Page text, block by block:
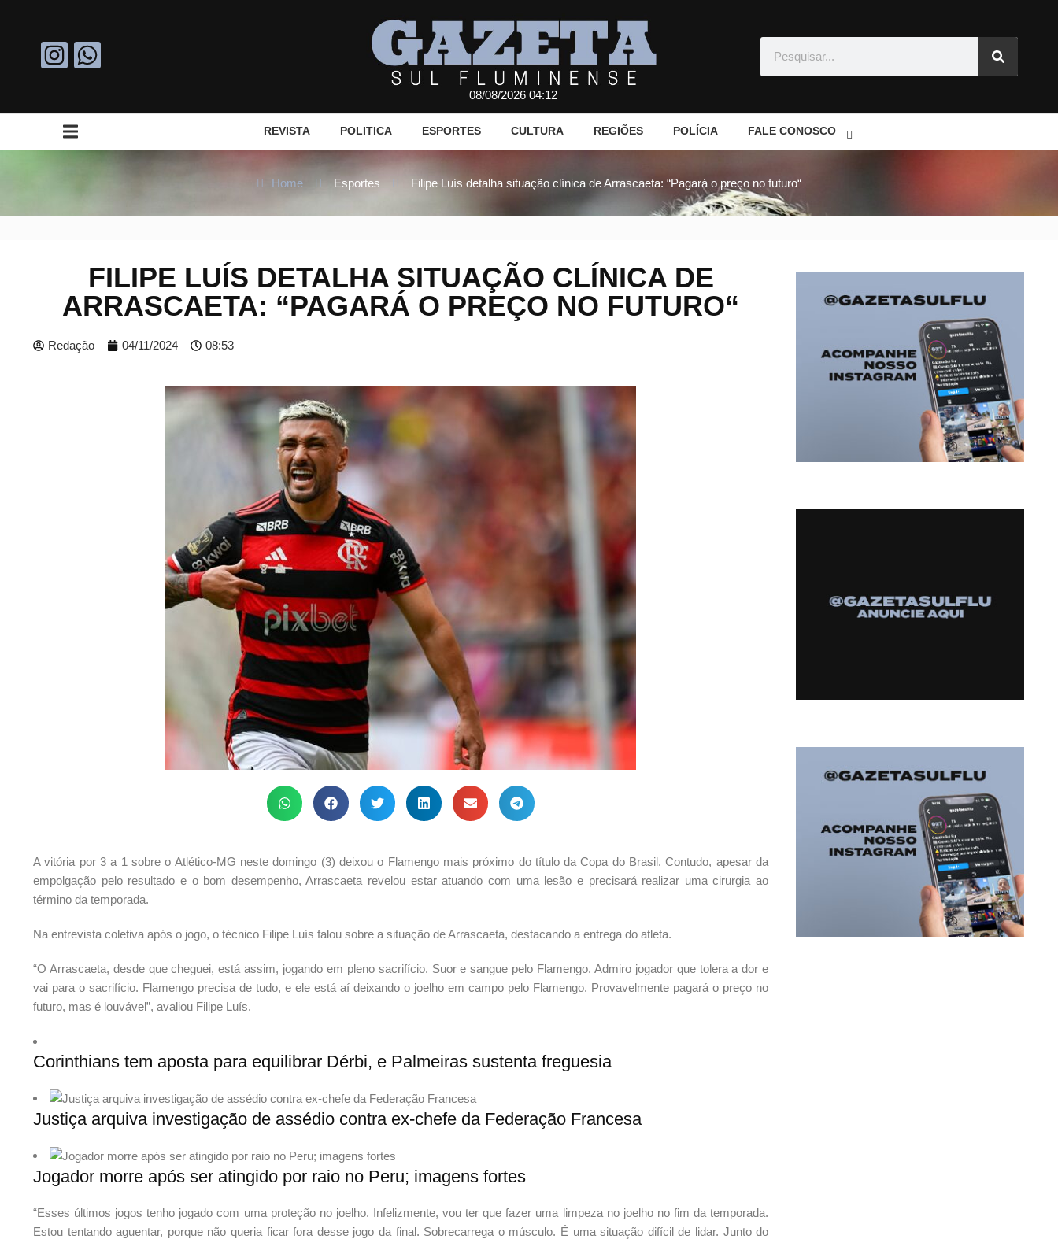
08/08/2026 04:12
REVISTA POLITICA ESPORTES CULTURA REGIÕES POLÍCIA FALE CONOSCO
Home Esportes Filipe Luís detalha situação clínica de Arrascaeta: “Pagará o preço no futuro“
FILIPE LUÍS DETALHA SITUAÇÃO CLÍNICA DE
ARRASCAETA: “PAGARÁ O PREÇO NO FUTURO“
Redação 04/11/2024 08:53
A vitória por 3 a 1 sobre o Atlético-MG neste domingo (3) deixou o Flamengo mais próximo do título da Copa do Brasil. Contudo, apesar da
empolgação pelo resultado e o bom desempenho, Arrascaeta revelou estar atuando com uma lesão e precisará realizar uma cirurgia ao
término da temporada.
Na entrevista coletiva após o jogo, o técnico Filipe Luís falou sobre a situação de Arrascaeta, destacando a entrega do atleta.
“O Arrascaeta, desde que cheguei, está assim, jogando em pleno sacrifício. Suor e sangue pelo Flamengo. Admiro jogador que tolera a dor e
vai para o sacrifício. Flamengo precisa de tudo, e ele está aí deixando o joelho em campo pelo Flamengo. Provavelmente pagará o preço no
futuro, mas é louvável”, avaliou Filipe Luís.
Corinthians tem aposta para equilibrar Dérbi, e Palmeiras sustenta freguesia
Justiça arquiva investigação de assédio contra ex-chefe da Federação Francesa
Jogador morre após ser atingido por raio no Peru; imagens fortes
“Esses últimos jogos tenho jogado com uma proteção no joelho. Infelizmente, vou ter que fazer uma limpeza no joelho no fim da temporada.
Estou tentando aguentar, porque não queria ficar fora desse jogo da final. Sobrecarrega o músculo. É uma situação difícil de lidar. Junto do